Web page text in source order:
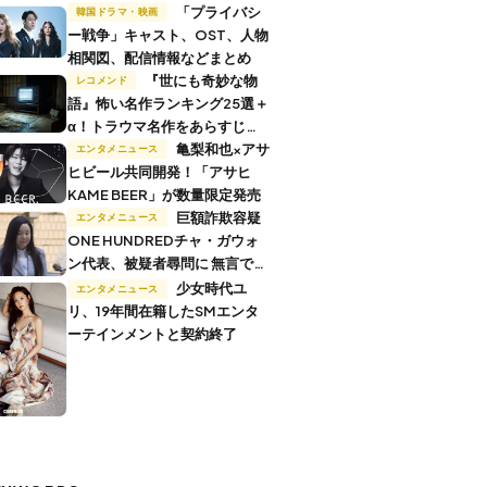
韓国ドラマ・映画
ー戦争」キャスト、OST、人物
相関図、配信情報などまとめ
レコメンド
語』怖い名作ランキング25選＋
α！トラウマ名作をあらすじ付
きで解説
エンタメニュース
ヒビール共同開発！「アサヒ
KAME BEER」が数量限定発売
エンタメニュース
ONE HUNDREDチャ・ガウォ
ン代表、被疑者尋問に 無言で退
廷エンタメニュース
リ、19年間在籍したSMエンタ
ーテインメントと契約終了